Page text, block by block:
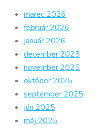
marec 2026
február 2026
január 2026
december 2025
november 2025
október 2025
september 2025
jún 2025
máj 2025